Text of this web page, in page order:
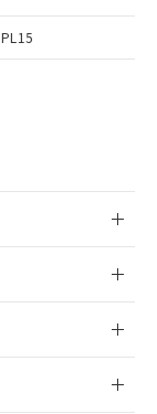
共同利
法人を
証明す
する
限
ま